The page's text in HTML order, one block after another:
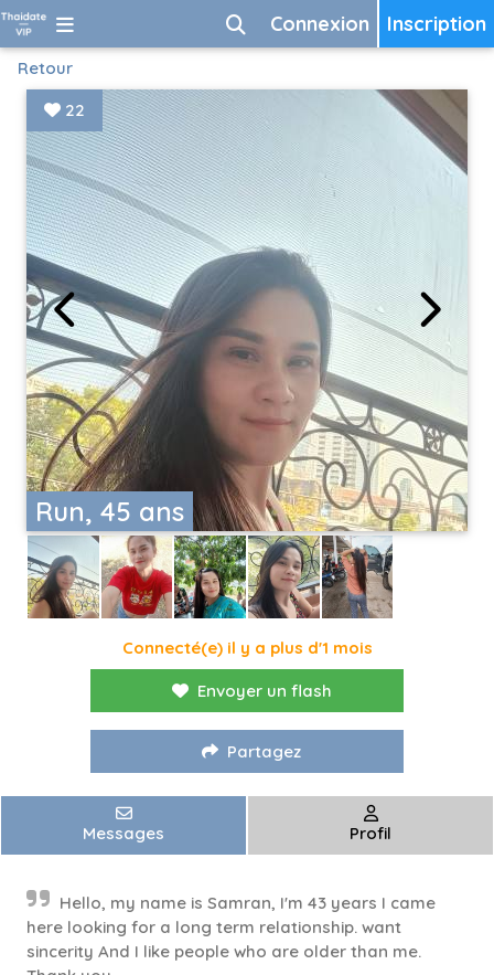
Inscription
Connexion
Retour
Run, 45 ans
22
Connecté(e) il y a plus d'1 mois
Envoyer un flash
Partagez
Messages Profil
Hello, my name is Samran, I'm 43 years I came
here looking for a long term relationship. want
sincerity And I like people who are older than me.